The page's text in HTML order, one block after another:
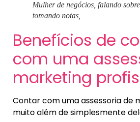
Mulher de negócios, falando
tomando notas,
Benefícios de
com uma
marketing
Contar com uma assessoria de
muito além de simplesmente